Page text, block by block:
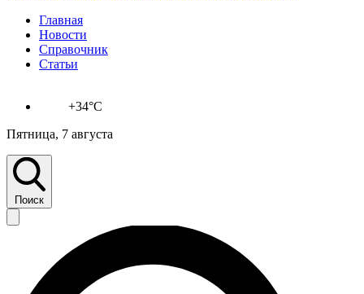
Главная
Новости
Справочник
Статьи
+34°C
Пятница, 7 августа
Поиск